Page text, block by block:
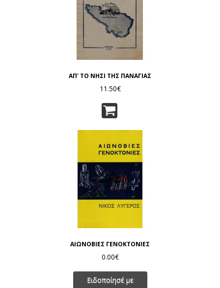
ΑΠ' ΤΟ ΝΗΣΙ ΤΗΣ ΠΑΝΑΓΙΑΣ
11.50€
ΑΙΩΝΟΒΙΕΣ ΓΕΝΟΚΤΟΝΙΕΣ
0.00€
Ειδοποίησέ με